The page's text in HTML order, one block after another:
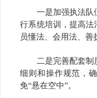
一是加强执法队
行系统培训，提高法
员懂法、会用法、善
二是完善配套
细则和操作规范，
免“悬在空中”。